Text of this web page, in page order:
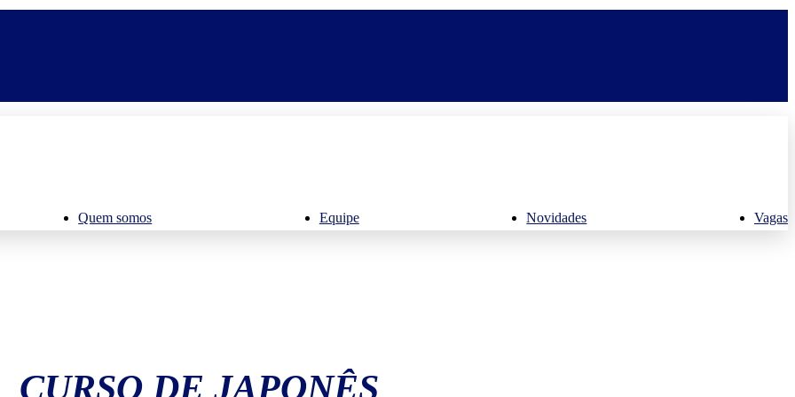
Quem somos Equipe Novidades Vagas
CURSO DE JAPONÊS